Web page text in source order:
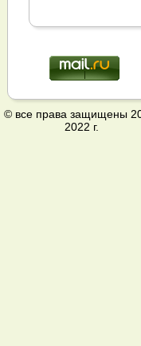
© все права защищены
2022 г.